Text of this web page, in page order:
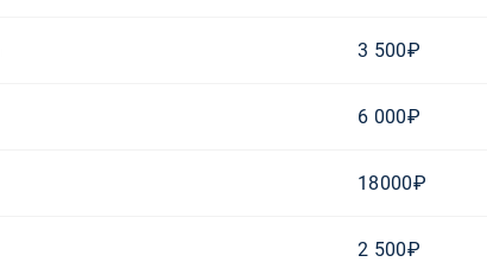
3 500₽
6 000₽
18000₽
2 500₽